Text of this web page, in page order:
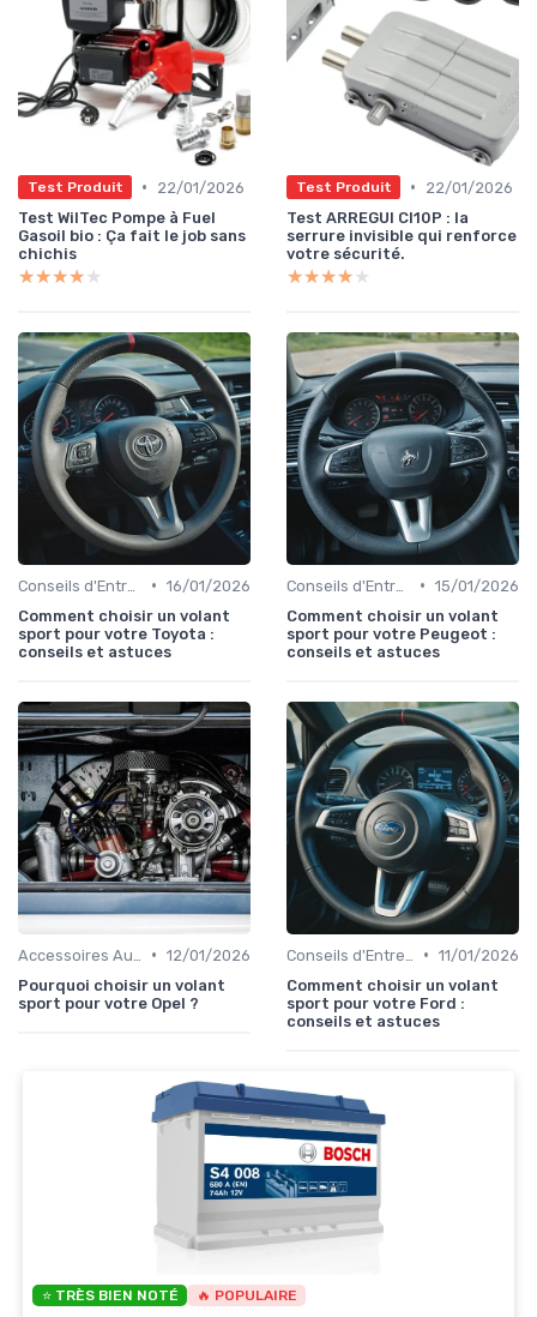
Test Produit •
22/01/2026
Test WilTec Pompe à Fuel
Gasoil bio : Ça fait le job sans
chichis
★★★★★
★★★★★
Test Produit •
22/01/2026
Test ARREGUI CI10P : la
serrure invisible qui renforce
votre sécurité.
★★★★★
★★★★★
• 16/01/2026
Comment choisir un volant
sport pour votre Toyota :
conseils et astuces
• 15/01/2026
Comment choisir un volant
sport pour votre Peugeot :
conseils et astuces
• 12/01/2026
Pourquoi choisir un volant
sport pour votre Opel ?
• 11/01/2026
Comment choisir un volant
sport pour votre Ford :
conseils et astuces
⭐ TRÈS BIEN NOTÉ 🔥 POPULAIRE